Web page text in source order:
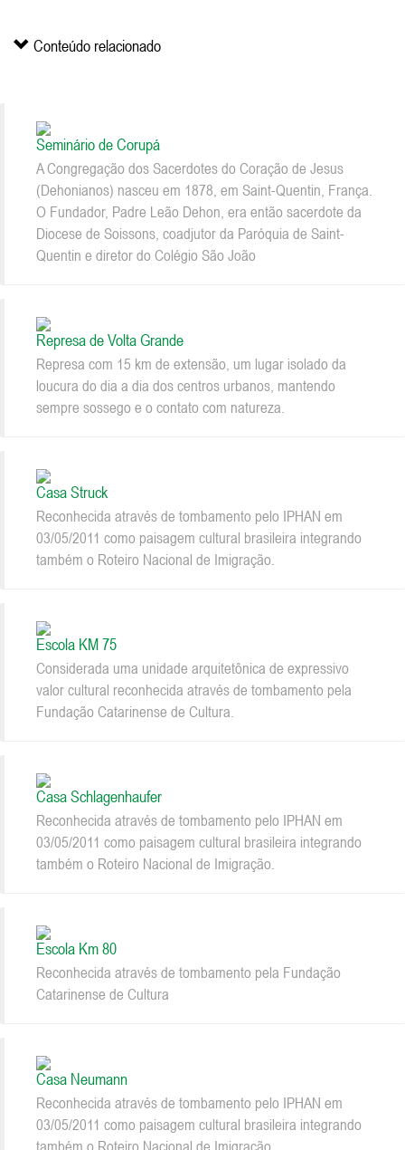
Conteúdo relacionado
Seminário de Corupá
A Congregação dos Sacerdotes do Coração de Jesus
(Dehonianos) nasceu em 1878, em Saint-Quentin, França.
O Fundador, Padre Leão Dehon, era então sacerdote da
Diocese de Soissons, coadjutor da Paróquia de Saint-
Quentin e diretor do Colégio São João
Represa de Volta Grande
Represa com 15 km de extensão, um lugar isolado da
loucura do dia a dia dos centros urbanos, mantendo
sempre sossego e o contato com natureza.
Casa Struck
Reconhecida através de tombamento pelo IPHAN em
03/05/2011 como paisagem cultural brasileira integrando
também o Roteiro Nacional de Imigração.
Escola KM 75
Considerada uma unidade arquitetônica de expressivo
valor cultural reconhecida através de tombamento pela
Fundação Catarinense de Cultura.
Casa Schlagenhaufer
Reconhecida através de tombamento pelo IPHAN em
03/05/2011 como paisagem cultural brasileira integrando
também o Roteiro Nacional de Imigração.
Escola Km 80
Reconhecida através de tombamento pela Fundação
Catarinense de Cultura
Casa Neumann
Reconhecida através de tombamento pelo IPHAN em
03/05/2011 como paisagem cultural brasileira integrando
também o Roteiro Nacional de Imigração.